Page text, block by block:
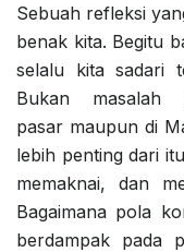
Sebuah refleksi
benak kita. Begitu
selalu kita sadari
Bukan
pasar maupun di
lebih penting dari
memaknai, dan
Bagaimana pola
berdampak pada